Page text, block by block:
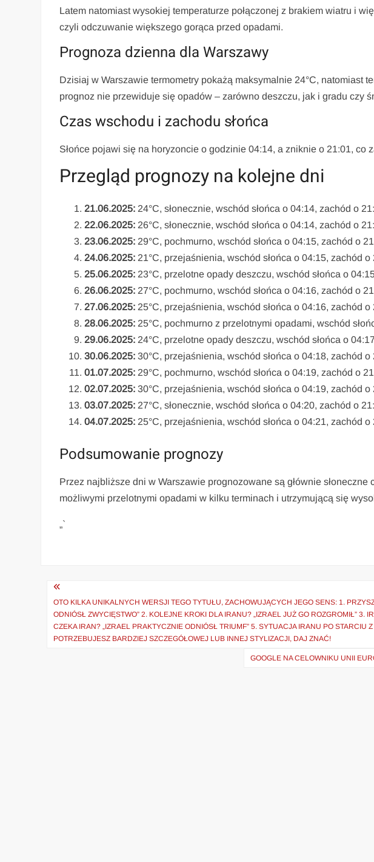
Latem natomiast wysokiej temperaturze połączonej z brakiem wiatru i
czyli odczuwanie większego gorąca przed opadami.
Prognoza dzienna dla Warszawy
Dzisiaj w Warszawie termometry pokażą maksymalnie 24°C, natomiast
prognoz nie przewiduje się opadów – zarówno deszczu, jak i gradu czy
Czas wschodu i zachodu słońca
Słońce pojawi się na horyzoncie o godzinie 04:14, a zniknie o 21:01, co
Przegląd prognozy na kolejne dni
21.06.2025: 24°C, słonecznie, wschód słońca o 04:14, zachód o
22.06.2025: 26°C, słonecznie, wschód słońca o 04:14, zachód o
23.06.2025: 29°C, pochmurno, wschód słońca o 04:15, zachód o
24.06.2025: 21°C, przejaśnienia, wschód słońca o 04:15, zachód o
25.06.2025: 23°C, przelotne opady deszczu, wschód słońca o
26.06.2025: 27°C, pochmurno, wschód słońca o 04:16, zachód o
27.06.2025: 25°C, przejaśnienia, wschód słońca o 04:16, zachód o
28.06.2025: 25°C, pochmurno z przelotnymi opadami, wschód
29.06.2025: 24°C, przelotne opady deszczu, wschód słońca o
30.06.2025: 30°C, przejaśnienia, wschód słońca o 04:18, zachód o
01.07.2025: 29°C, pochmurno, wschód słońca o 04:19, zachód o
02.07.2025: 30°C, przejaśnienia, wschód słońca o 04:19, zachód o
03.07.2025: 27°C, słonecznie, wschód słońca o 04:20, zachód o
04.07.2025: 25°C, przejaśnienia, wschód słońca o 04:21, zachód o
Podsumowanie prognozy
Przez najbliższe dni w Warszawie prognozowane są głównie
możliwymi przelotnymi opadami w kilku terminach i utrzymującą się
„`
Nawigacja
wpisu
OTO KILKA UNIKALNYCH WERSJI TEGO TYTUŁU, ZACHOWUJĄCYCH JEGO SENS: 1.
ODNIÓSŁ ZWYCIĘSTWO” 2. KOLEJNE KROKI DLA IRANU? „IZRAEL JUŻ GO ROZGROMIŁ” 3.
CZEKA IRAN? „IZRAEL PRAKTYCZNIE ODNIÓSŁ TRIUMF” 5. SYTUACJA IRANU PO STARCIU
POTRZEBUJESZ BARDZIEJ SZCZEGÓŁOWEJ LUB INNEJ STYLIZACJI, DAJ ZNAĆ!
GOOGLE NA CELOWNIKU UNII